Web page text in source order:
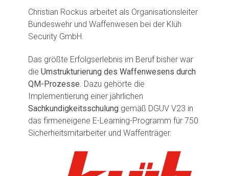
Christian Rockus arbeitet als Organisationsleiter
Bundeswehr und Waffenwesen bei der Klüh
Security GmbH.
Das größte Erfolgserlebnis im Beruf bisher war
die Umstrukturierung des Waffenwesens durch
QM-Prozesse. Dazu gehörte die
Implementierung einer jährlichen
Sachkundigkeitsschulung gemäß DGUV V23 in
das firmeneigene E-Learning-Programm für 750
Sicherheitsmitarbeiter und Waffenträger.